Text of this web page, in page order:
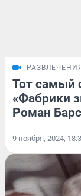
Тот самый
«Фабрики
Роман
9 ноября, 2024,